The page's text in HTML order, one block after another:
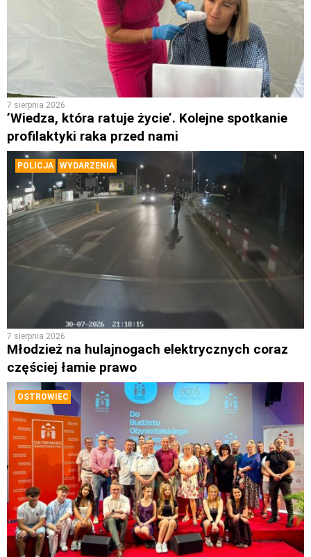
7 sierpnia 2026
’Wiedza, która ratuje życie’. Kolejne spotkanie
profilaktyki raka przed nami
POLICJA WYDARZENIA
7 sierpnia 2026
Młodzież na hulajnogach elektrycznych coraz
częściej łamie prawo
OSTROWIEC